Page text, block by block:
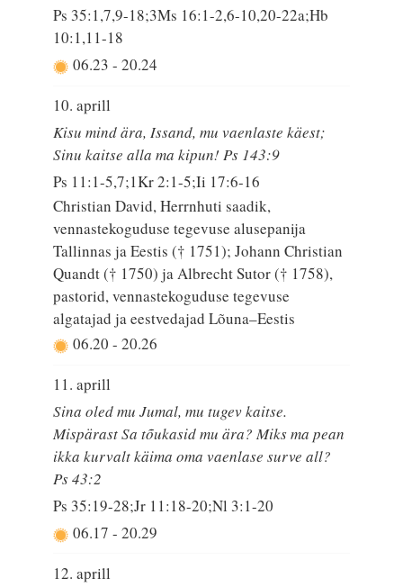
Ps 35:1,7,9-18;3Ms 16:1-2,6-10,20-22a;Hb
10:1,11-18
06.23-20.24
10. aprill
Kisu mind ära, Issand, mu vaenlaste käest;
Sinu kaitse alla ma kipun! Ps 143:9
Ps 11:1-5,7;1Kr 2:1-5;Ii 17:6-16
Christian David, Herrnhuti saadik,
vennastekoguduse tegevuse alusepanija
Tallinnas ja Eestis († 1751); Johann Christian
Quandt († 1750) ja Albrecht Sutor († 1758),
pastorid, vennastekoguduse tegevuse
algatajad ja eestvedajad Lõuna–Eestis
06.20-20.26
11. aprill
Sina oled mu Jumal, mu tugev kaitse.
Mispärast Sa tõukasid mu ära? Miks ma pean
ikka kurvalt käima oma vaenlase surve all?
Ps 43:2
Ps 35:19-28;Jr 11:18-20;Nl 3:1-20
06.17-20.29
12. aprill